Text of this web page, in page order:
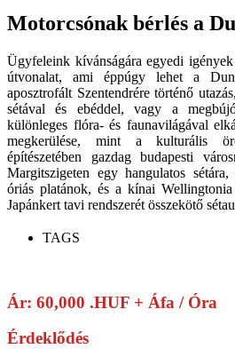
Motorcsónak bérlés a
Ügyfeleink kívánságára egyedi
útvonalat, ami éppúgy lehet a
aposztrofált Szentendrére történő
sétával és ebéddel, vagy a
különleges flóra- és faunavilágával
megkerülése, mint a kulturális
építészetében gazdag budapesti
Margitszigeten egy hangulatos
óriás platánok, és a kínai
Japánkert tavi rendszerét összekötő
TAGS
Ár: 60,000 .HUF + Áfa / Óra
Érdeklődés